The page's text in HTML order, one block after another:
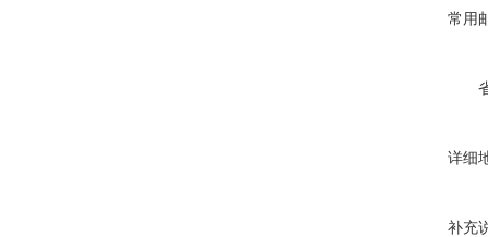
常用
详细
补充